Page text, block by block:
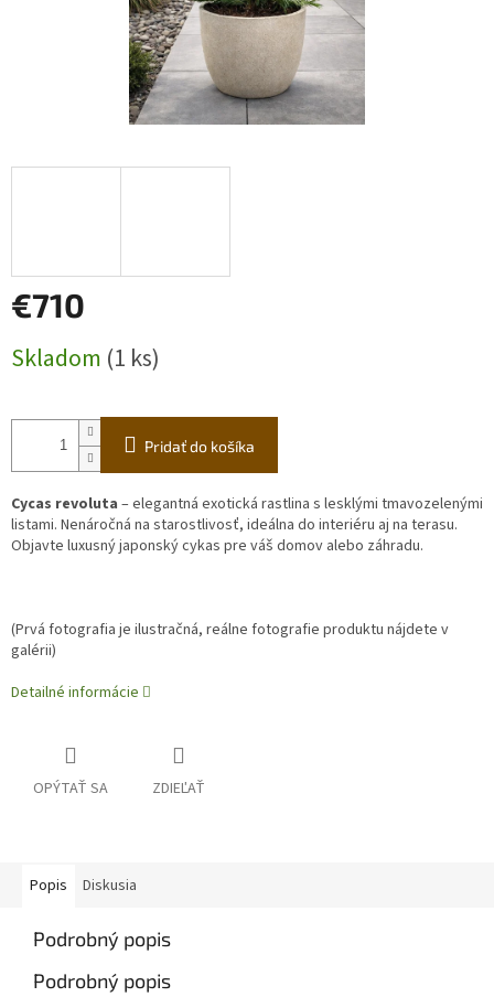
€710
cena:
Skladom (1 ks)
Pridať do košíka
Cycas revoluta – elegantná exotická rastlina s lesklými tmavozelenými
listami. Nenáročná na starostlivosť, ideálna do interiéru aj na terasu.
Objavte luxusný japonský cykas pre váš domov alebo záhradu.
(Prvá fotografia je ilustračná, reálne fotografie produktu nájdete v
galérii)
Detailné informácie
OPÝTAŤ SA ZDIEĽAŤ
Popis Diskusia
Podrobný popis
Podrobný popis